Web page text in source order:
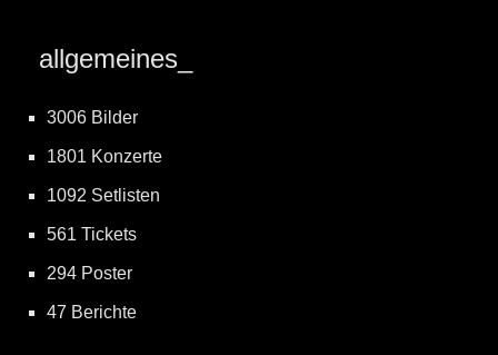
allgemeines_
3006 Bilder
1801 Konzerte
1092 Setlisten
561 Tickets
294 Poster
47 Berichte